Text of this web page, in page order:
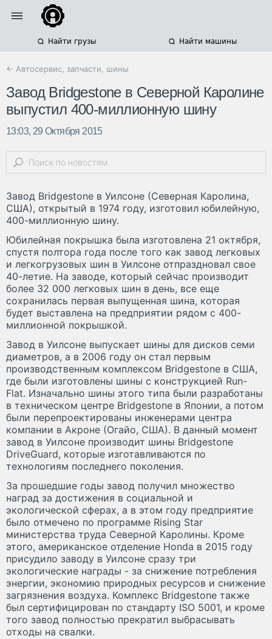
Найти грузы Найти машины
← Автосервис, запчасти, шины
Завод Bridgestone в Северной Каролине
выпустил 400-миллионную шину
13:03, 29 Октября 2015
Завод Bridgestone в Уилсоне (Северная Каролина,
США), открытый в 1974 году, изготовил юбилейную,
400-миллионную шину.
Юбилейная покрышка была изготовлена 21 октября,
спустя полтора года после того как завод легковых
и легкогрузовых шин в Уилсоне отпраздновал свое
40-летие. На заводе, который сейчас производит
более 32 000 легковых шин в день, все еще
сохранилась первая выпущенная шина, которая
будет выставлена на предприятии рядом с 400-
миллионной покрышкой.
Завод в Уилсоне выпускает шины для дисков семи
диаметров, а в 2006 году он стал первым
производственным комплексом Bridgestone в США,
где были изготовлены шины с конструкцией Run-
Flat. Изначально шины этого типа были разработаны
в техническом центре Bridgestone в Японии, а потом
были перепроектированы инженерами центра
компании в Акроне (Огайо, США). В данный момент
завод в Уилсоне производит шины Bridgestone
DriveGuard, которые изготавливаются по
технологиям последнего поколения.
За прошедшие годы завод получил множество
наград за достижения в социальной и
экологической сферах, а в этом году предприятие
было отмечено по программе Rising Star
министерства труда Северной Каролины. Кроме
этого, американское отделение Honda в 2015 году
присудило заводу в Уилсоне сразу три
экологические награды - за снижение потребления
энергии, экономию природных ресурсов и снижение
загрязнения воздуха. Комплекс Bridgestone также
был сертифицирован по стандарту ISO 5001, и кроме
того завод полностью прекратил выбрасывать
отходы на свалки.